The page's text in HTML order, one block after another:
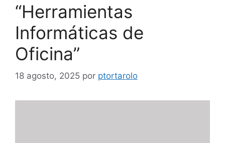
“Herramientas
Informáticas de
Oficina”
18 agosto, 2025 por ptortarolo